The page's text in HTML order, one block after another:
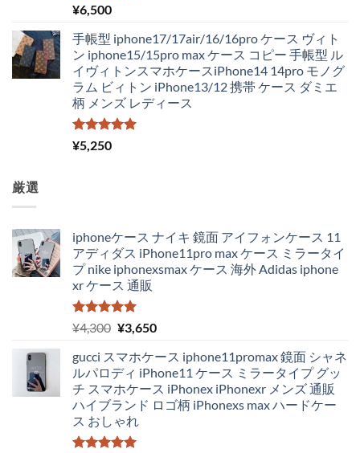
5段階中
5.00
¥6,500
手帳型 iphone17/17air/16/16pro ケース ヴィト
ン iphone15/15pro max ケース コピー 手帳型 ル
イヴィトンスマホケースiPhone14 14pro モノグ
ラム ビィトン iPhone13/12 携帯 ケース ダミエ
柄 メンズ レディース
5段階中
5.00
¥5,250
厳選
iphoneケース ナイキ 鏡面 アイフォンケース 11
アディダス iPhone11pro max ケース ミラータイ
プ nike iphonexsmax ケース 海外 Adidas iphone
xr ケース 通販
5段階中
5.00
の評価
¥4,300 元
価
格
は
¥4,300
で
し
¥3,650現
の
価
格
は
gucci スマホケース iphone11promax 鏡面 シャネ
ルパロディ iPhone11 ケース ミラータイプ グッ
チ スマホケース iPhonex iPhonexr メンズ 通販
ハイブランド ロゴ柄 iPhonexs max ハードケー
ス おしゃれ